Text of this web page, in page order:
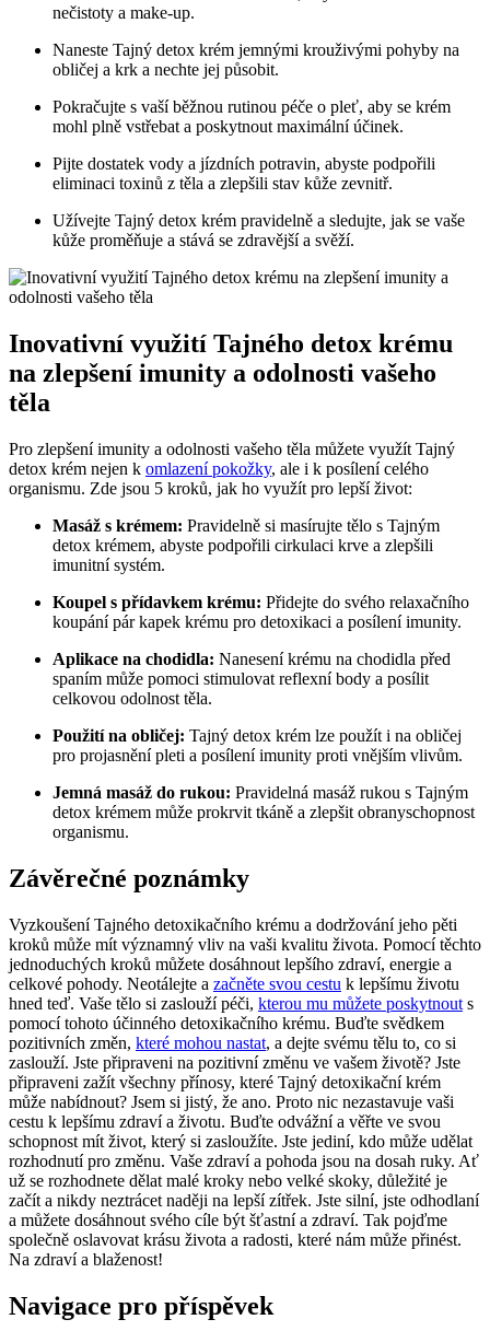
nečistoty a make-up.
Naneste Tajný detox krém jemnými krouživými pohyby na
obličej a krk a nechte jej působit.
Pokračujte s vaší běžnou rutinou péče o pleť, aby se krém
mohl plně vstřebat a poskytnout maximální účinek.
Pijte dostatek vody a jízdních potravin, abyste podpořili
eliminaci toxinů z těla a zlepšili stav kůže zevnitř.
Užívejte Tajný detox krém pravidelně a sledujte, jak se vaše
kůže proměňuje a stává se zdravější a svěží.
Inovativní využití Tajného detox krému
na zlepšení imunity a odolnosti vašeho
těla
Pro zlepšení imunity a odolnosti vašeho těla můžete využít Tajný
detox krém nejen k omlazení pokožky, ale i k posílení celého
organismu. Zde jsou 5 kroků, jak ho využít pro lepší život:
Masáž s krémem: Pravidelně si masírujte tělo s Tajným
detox krémem, abyste podpořili cirkulaci krve a zlepšili
imunitní systém.
Koupel s přídavkem krému: Přidejte do svého relaxačního
koupání pár kapek krému pro detoxikaci a posílení imunity.
Aplikace na chodidla: Nanesení krému na chodidla před
spaním může pomoci stimulovat reflexní body a posílit
celkovou odolnost těla.
Použití na obličej: Tajný detox krém lze použít i na obličej
pro projasnění pleti a posílení imunity proti vnějším vlivům.
Jemná masáž do rukou: Pravidelná masáž rukou s Tajným
detox krémem může prokrvit tkáně a zlepšit obranyschopnost
organismu.
Závěrečné poznámky
Vyzkoušení Tajného detoxikačního krému a dodržování jeho pěti
kroků může mít významný vliv na vaši kvalitu života. Pomocí těchto
jednoduchých kroků můžete dosáhnout lepšího zdraví, energie a
celkové pohody. Neotálejte a začněte svou cestu k lepšímu životu
hned teď. Vaše tělo si zaslouží péči, kterou mu můžete poskytnout s
pomocí tohoto účinného detoxikačního krému. Buďte svědkem
pozitivních změn, které mohou nastat, a dejte svému tělu to, co si
zaslouží. Jste připraveni na pozitivní změnu ve vašem životě? Jste
připraveni zažít všechny přínosy, které Tajný detoxikační krém
může nabídnout? Jsem si jistý, že ano. Proto nic nezastavuje vaši
cestu k lepšímu zdraví a životu. Buďte odvážní a věřte ve svou
schopnost mít život, který si zasloužíte. Jste jediní, kdo může udělat
rozhodnutí pro změnu. Vaše zdraví a pohoda jsou na dosah ruky. Ať
už se rozhodnete dělat malé kroky nebo velké skoky, důležité je
začít a nikdy neztrácet naději na lepší zítřek. Jste silní, jste odhodlaní
a můžete dosáhnout svého cíle být šťastní a zdraví. Tak pojďme
společně oslavovat krásu života a radosti, které nám může přinést.
Na zdraví a blaženost!
Navigace pro příspěvek